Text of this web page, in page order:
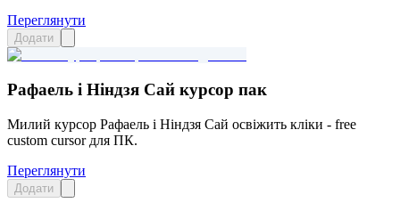
Переглянути
Додати
Рафаель і Ніндзя Сай курсор пак
Милий курсор Рафаель і Ніндзя Сай освіжить кліки - free
custom cursor для ПК.
Переглянути
Додати